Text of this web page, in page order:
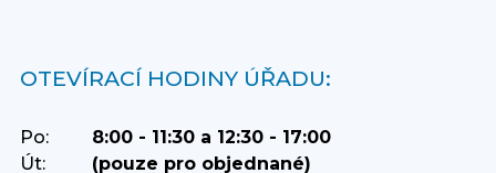
OTEVÍRACÍ HODINY ÚŘADU:
Po:
8:00 - 11:30 a 12:30 - 17:00
Út:
(pouze pro objednané)